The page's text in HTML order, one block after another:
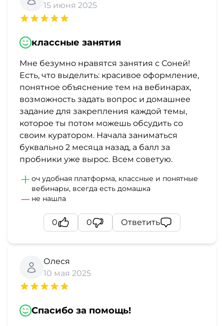
15 июня 2025
классные занятия
Мне безумно нравятся занятия с Соней!
Есть, что выделить: красивое оформление,
понятное объяснение тем на вебинарах,
возможность задать вопрос и домашнее
задание для закрепления каждой темы,
которое ты потом можешь обсудить со
своим куратором. Начала заниматься
буквально 2 месяца назад, а балл за
пробники уже вырос. Всем советую.
оч удобная платформа, классные и понятные
вебинары, всегда есть домашка
не нашла
0 0 Ответить
Олеся
10 мая 2025
Спасибо за помощь!